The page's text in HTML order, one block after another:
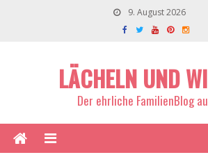
9. August 2026
LÄCHELN UND
Der ehrliche FamilienBlog